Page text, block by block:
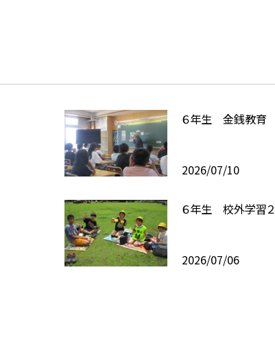
６年生 金銭教育
2026/07/10
６年生 校外学習２
2026/07/06